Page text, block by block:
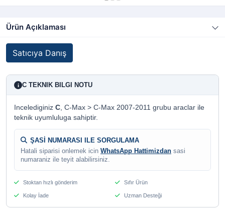
Ürün Açıklaması
Satıcıya Danış
i C TEKNIK BILGI NOTU
Incelediginiz C, C-Max > C-Max 2007-2011 grubu araclar ile
teknik uyumluluga sahiptir.
ŞASİ NUMARASI ILE SORGULAMA
Hatali siparisi onlemek icin WhatsApp Hattimizdan sasi
numaraniz ile teyit alabilirsiniz.
Stoktan hızlı gönderim Sıfır Ürün
Kolay İade Uzman Desteği